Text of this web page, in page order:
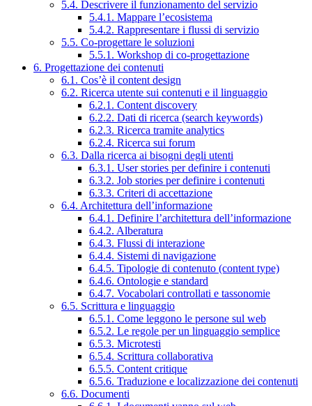
5.4. Descrivere il funzionamento del servizio
5.4.1. Mappare l’ecosistema
5.4.2. Rappresentare i flussi di servizio
5.5. Co-progettare le soluzioni
5.5.1. Workshop di co-progettazione
6. Progettazione dei contenuti
6.1. Cos’è il content design
6.2. Ricerca utente sui contenuti e il linguaggio
6.2.1. Content discovery
6.2.2. Dati di ricerca (search keywords)
6.2.3. Ricerca tramite analytics
6.2.4. Ricerca sui forum
6.3. Dalla ricerca ai bisogni degli utenti
6.3.1. User stories per definire i contenuti
6.3.2. Job stories per definire i contenuti
6.3.3. Criteri di accettazione
6.4. Architettura dell’informazione
6.4.1. Definire l’architettura dell’informazione
6.4.2. Alberatura
6.4.3. Flussi di interazione
6.4.4. Sistemi di navigazione
6.4.5. Tipologie di contenuto (content type)
6.4.6. Ontologie e standard
6.4.7. Vocabolari controllati e tassonomie
6.5. Scrittura e linguaggio
6.5.1. Come leggono le persone sul web
6.5.2. Le regole per un linguaggio semplice
6.5.3. Microtesti
6.5.4. Scrittura collaborativa
6.5.5. Content critique
6.5.6. Traduzione e localizzazione dei contenuti
6.6. Documenti